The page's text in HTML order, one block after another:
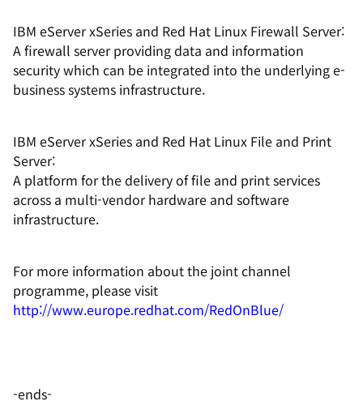
IBM eServer xSeries and Red Hat Linux Firewall Server:
A firewall server providing data and information
security which can be integrated into the underlying e-
business systems infrastructure.
IBM eServer xSeries and Red Hat Linux File and Print
Server:
A platform for the delivery of file and print services
across a multi-vendor hardware and software
infrastructure.
For more information about the joint channel
programme, please visit
http://www.europe.redhat.com/RedOnBlue/
-ends-